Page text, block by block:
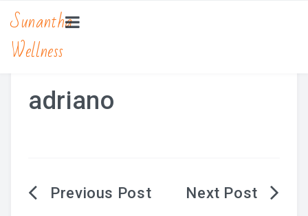
Sunantha
Wellness
adriano
Berichtnavigatie